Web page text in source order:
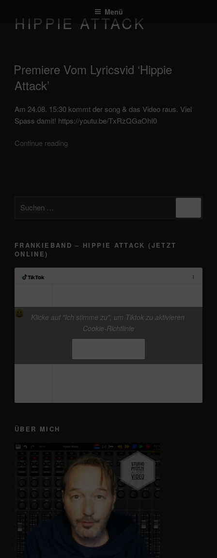
Inhalt
springen
Menü
HIPPIE ATTACK
veröffentlicht
am
Premiere Vom Lyricsvid ‘Hippie
Attack’
Am 24.08. 15:30 kommt der song & das Video raus. Viel
Spass damit! https://youtu.be/TxRzQGaOhI0
Continue reading
nach:
FRANKIEBAND – HIPPIE ATTACK (JETZT
ONLINE)
vor dem 13.08. „Auf der Brücke nach
Fehmarn - frankieband“ Release, gibts schon die
neue Version von Hippie Attack#frankieband
#musicproduction #distrokid
Klicke auf "Ich stimme zu", um Tiktok zu aktivieren
Cookie-Richtlinie
ÜBER MICH